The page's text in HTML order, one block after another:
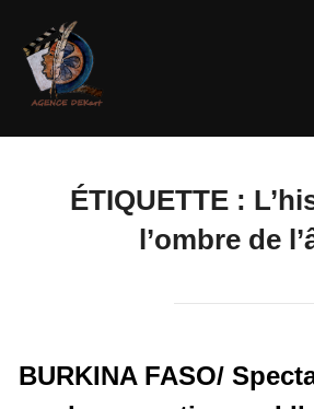
ÉTIQUETTE :
l’ombre de
BURKINA FASO/